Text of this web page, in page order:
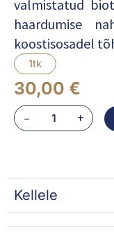
valmistatud
haardumise
koostisosadel
1tk
30,00 €
–
MASQUE
PIGM400+
Kellele